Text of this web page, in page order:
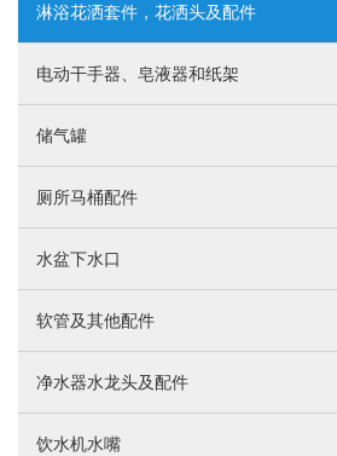
淋浴花洒套件，花洒头及配件
电动干手器、皂液器和纸架
储气罐
厕所马桶配件
水盆下水口
软管及其他配件
净水器水龙头及配件
饮水机水嘴